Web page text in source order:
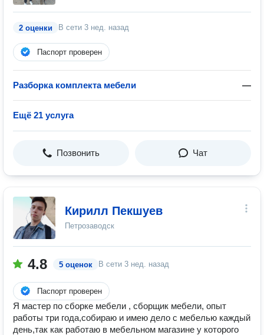
2 оценки В сети 3 нед. назад
Паспорт проверен
Разборка комплекта мебели —
Ещё 21 услуга
Позвонить Чат
Кирилл Пекшуев
Петрозаводск
4.8 5 оценок В сети 3 нед. назад
Паспорт проверен
Я мастер по сборке мебели , сборщик мебели, опыт
работы три года,собираю и имею дело с мебелью каждый
день,так как работаю в мебельном магазине у которого